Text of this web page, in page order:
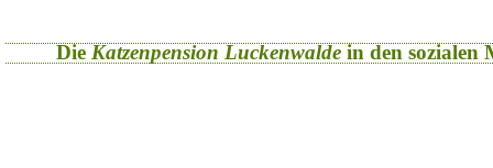
Die Katzenpension Luckenwaldein den sozialen